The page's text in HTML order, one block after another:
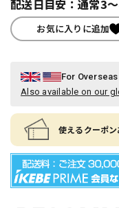
配送日目安：通常3
お気に入りに追加
For
Also available on our
使えるクーポ